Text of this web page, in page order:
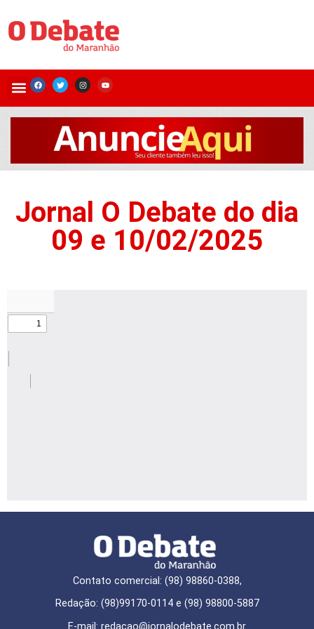
Jornal O Debate do dia
09 e 10/02/2025
Contato comercial: (98) 98860-0388,
Redação: (98)99170-0114 e (98) 98800-5887
E-mail: redaçao@jornalodebate.com.br